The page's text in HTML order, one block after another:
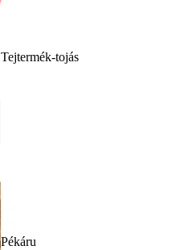
Tejtermék-tojás
Pékáru